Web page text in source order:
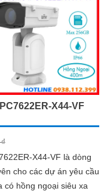
nhập thông minh tránh
báo động giả
X44-VF
X44-VF là dòng
cho các dự án yêu cầu
có hồng ngoại siêu xa